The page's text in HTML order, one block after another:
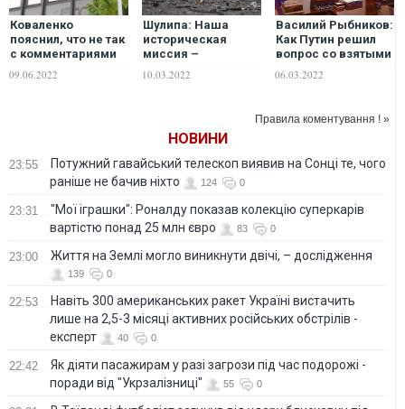
Коваленко
пояснил, что не так
с комментариями
позиции Болгарии
09.06.2022
Шулипа: Наша
историческая
миссия –
решение
10.03.2022
Василий Рыбников:
Как Путин решил
вопрос со взятыми
солдатами
06.03.2022
Правила коментування ! »
НОВИНИ
23:55
Потужний гавайський телескоп виявив на Сонці те, чого
раніше не бачив ніхто
124 0
23:31
"Мої іграшки": Роналду показав колекцію суперкарів
вартістю понад 25 млн євро
83 0
23:00 Життя на Землі могло виникнути двічі, – дослідження
139 0
22:53
Навіть 300 американських ракет Україні вистачить
лише на 2,5-3 місяці активних російських обстрілів -
експерт
40 0
22:42
Як діяти пасажирам у разі загрози під час подорожі -
поради від "Укрзалізниці"
55 0